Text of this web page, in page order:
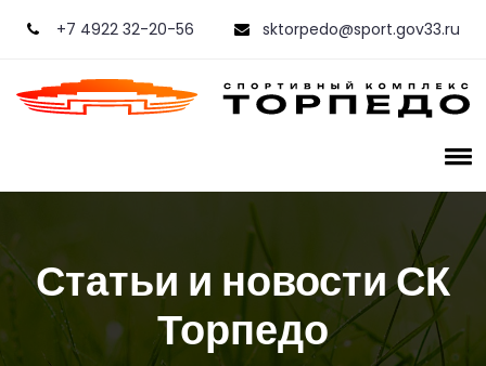
+7 4922 32-20-56 sktorpedo@sport.gov33.ru
Статьи и новости СК
Торпедо